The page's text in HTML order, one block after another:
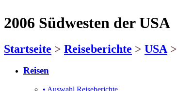
2006 Südwesten der USA
Startseite > Reiseberichte > USA >
Reisen
• Auswahl Reiseberichte